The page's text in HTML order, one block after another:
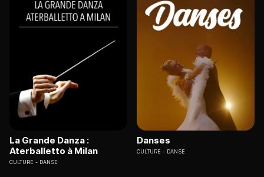
La Grande Danza :
Aterballetto à Milan
CULTURE DANSE
Danses
CULTURE DANSE